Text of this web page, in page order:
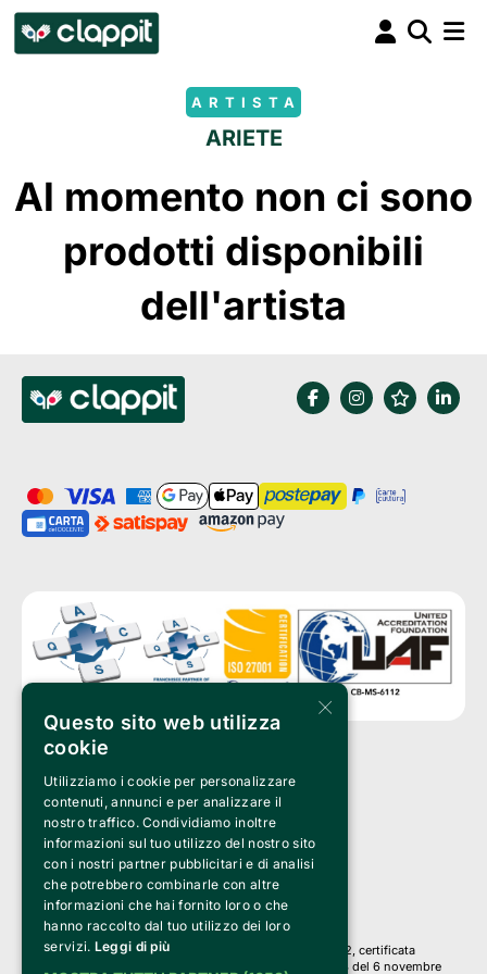
ARTISTA
ARIETE
Al momento non ci sono
prodotti disponibili
dell'artista
Clappit è un marchio di proprietà di:
Bemils Srl
a Socio Unico
Via Fosse Ardeatine, 4 -20092 Cinisello Balsamo (MI)
PI 05589050961
Iscr. C.C.I.A.A. Milano R.E.A. 1833471
© 2010-2025 Bemils Srl - Tutti i diritti riservati
Credits:
Clappit è basato sulla piattaforma di biglietteria Belive 6.2, certificata
dall’Agenzia delle Entrate con protocollo n. 2025/445474 del 6 novembre
×
Questo sito web utilizza
cookie
Utilizziamo i cookie per personalizzare
contenuti, annunci e per analizzare il
nostro traffico. Condividiamo inoltre
informazioni sul tuo utilizzo del nostro sito
con i nostri partner pubblicitari e di analisi
che potrebbero combinarle con altre
informazioni che hai fornito loro o che
hanno raccolto dal tuo utilizzo dei loro
servizi. Leggi di più